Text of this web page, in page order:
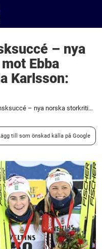
– nya
Ebba
Karlsson:
Efter helgens svensksuccé – nya norska storkritiken mot Ebba Andersson och Frida Karlsson: "För dåligt"
till som önskad källa på Google